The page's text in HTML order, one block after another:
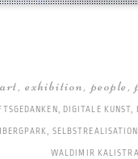
art,exhibition, people,
, DIGITALE KUNST,
, SELBSTREALISATION
WALDIMIR